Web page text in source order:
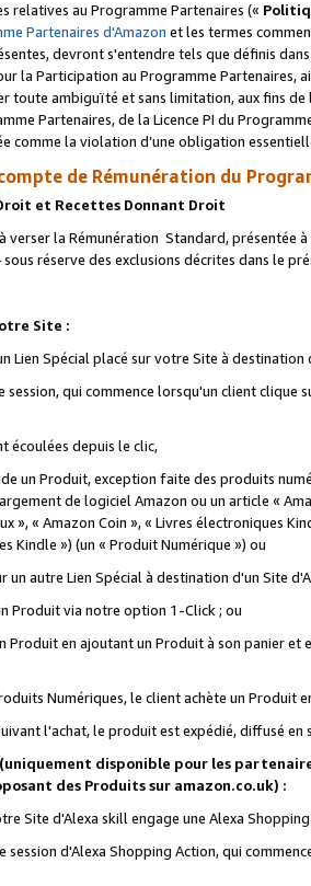
relatives au Programme Partenaires («
Partenaires d'Amazon et les termes
devront s'entendre tels que définis
la Participation au Programme Partenaires,
toute ambiguïté et sans limitation, aux fins
Partenaires, de la Licence PI du
comme la violation d’une obligation
de Rémunération du
et Recettes Donnant Droit
verser la Rémunération Standard, présentée
sous réserve des exclusions décrites dans le
Site :
Lien Spécial placé sur votre Site à destination
session, qui commence lorsqu'un client
depuis le clic,
un Produit, exception faite des produits
de logiciel Amazon ou un article «
», « Amazon Coin », « Livres électroniques
Kindle ») (un « Produit Numérique ») ou
autre Lien Spécial à destination d'un Site
Produit via notre option 1-Click ; ou
en ajoutant un Produit à son panier et
Numériques, le client achète un Produit
l'achat, le produit est expédié, diffusé
disponible pour les
des Produits sur amazon.co.uk) :
Site d'Alexa skill engage une Alexa
d'Alexa Shopping Action, qui